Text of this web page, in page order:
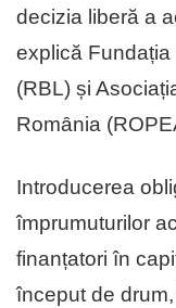
decizia liberă a
explică
(RBL) și
Romȃnia
Introducerea
împrumuturilor
finanțatori în
început de